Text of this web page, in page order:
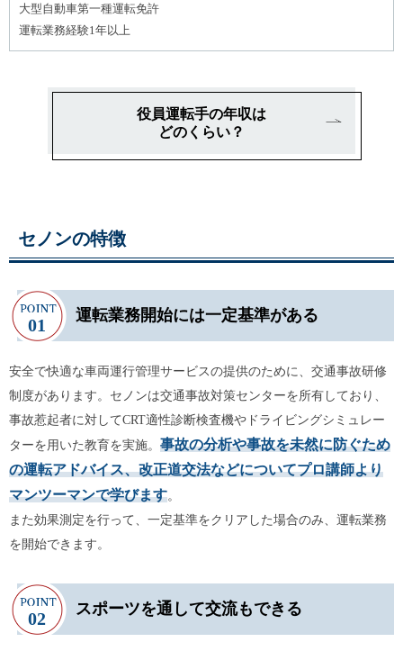
大型自動車第一種運転免許
運転業務経験1年以上
役員運転手の年収は
どのくらい？
セノンの特徴
運転業務開始には一定基準がある
安全で快適な車両運行管理サービスの提供のために、交通事故研修
制度があります。セノンは交通事故対策センターを所有しており、
事故惹起者に対してCRT適性診断検査機やドライビングシミュレー
ターを用いた教育を実施。 事故の分析や事故を未然に防ぐため
の運転アドバイス、改正道交法などについてプロ講師より
マンツーマンで学びます。
また効果測定を行って、一定基準をクリアした場合のみ、運転業務
を開始できます。
スポーツを通して交流もできる